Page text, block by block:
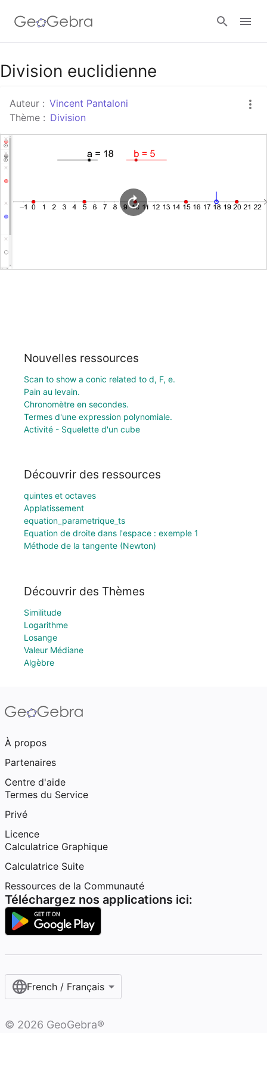
Google Classroom
Classe GeoGebra
Se connecter
Division euclidienne
Auteur : Vincent Pantaloni
Thème : Division
Nouvelles ressources
Scan to show a conic related to d, F, e.
Pain au levain.
Chronomètre en secondes.
Termes d'une expression polynomiale.
Activité - Squelette d'un cube
Découvrir des ressources
quintes et octaves
Applatissement
equation_parametrique_ts
Equation de droite dans l'espace : exemple 1
Méthode de la tangente (Newton)
Découvrir des Thèmes
Similitude
Logarithme
Losange
Valeur Médiane
Algèbre
À propos
Partenaires
Centre d'aide
Termes du Service
Privé
Licence
Calculatrice Graphique
Calculatrice Suite
Ressources de la Communauté
Téléchargez nos applications ici:
French / Français‎
© 2026 GeoGebra®